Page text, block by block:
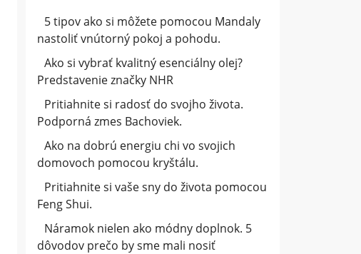
5 tipov ako si môžete pomocou Mandaly
nastoliť vnútorný pokoj a pohodu.
Ako si vybrať kvalitný esenciálny olej?
Predstavenie značky NHR
Pritiahnite si radosť do svojho života.
Podporná zmes Bachoviek.
Ako na dobrú energiu chi vo svojich
domovoch pomocou kryštálu.
Pritiahnite si vaše sny do života pomocou
Feng Shui.
Náramok nielen ako módny doplnok. 5
dôvodov prečo by sme mali nosiť